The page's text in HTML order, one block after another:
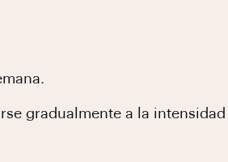
gradualmente a la